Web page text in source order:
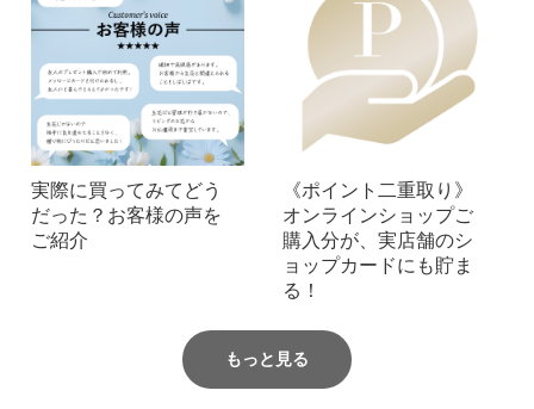
実際に買ってみてどう
だった？お客様の声を
ご紹介
《ポイント二重取り》
オンラインショップご
購入分が、実店舗のシ
ョップカードにも貯ま
る！
もっと見る